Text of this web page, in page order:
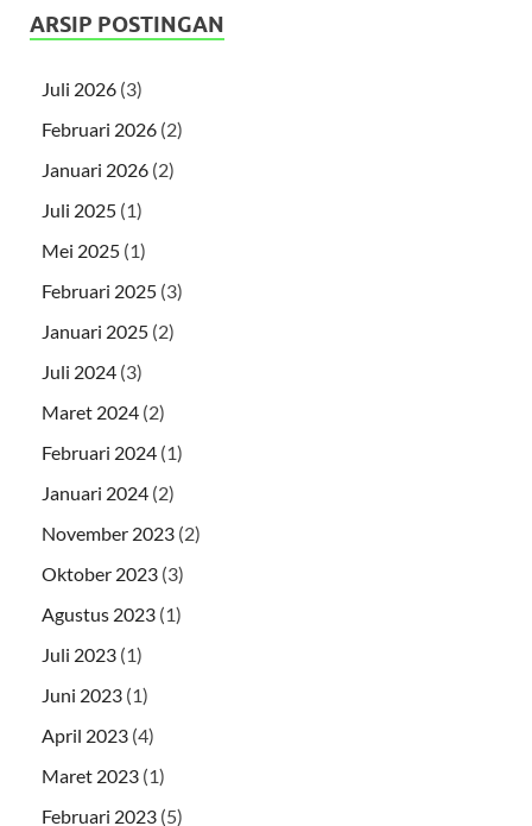
ARSIP POSTINGAN
Juli 2026 (3)
Februari 2026 (2)
Januari 2026 (2)
Juli 2025 (1)
Mei 2025 (1)
Februari 2025 (3)
Januari 2025 (2)
Juli 2024 (3)
Maret 2024 (2)
Februari 2024 (1)
Januari 2024 (2)
November 2023 (2)
Oktober 2023 (3)
Agustus 2023 (1)
Juli 2023 (1)
Juni 2023 (1)
April 2023 (4)
Maret 2023 (1)
Februari 2023 (5)